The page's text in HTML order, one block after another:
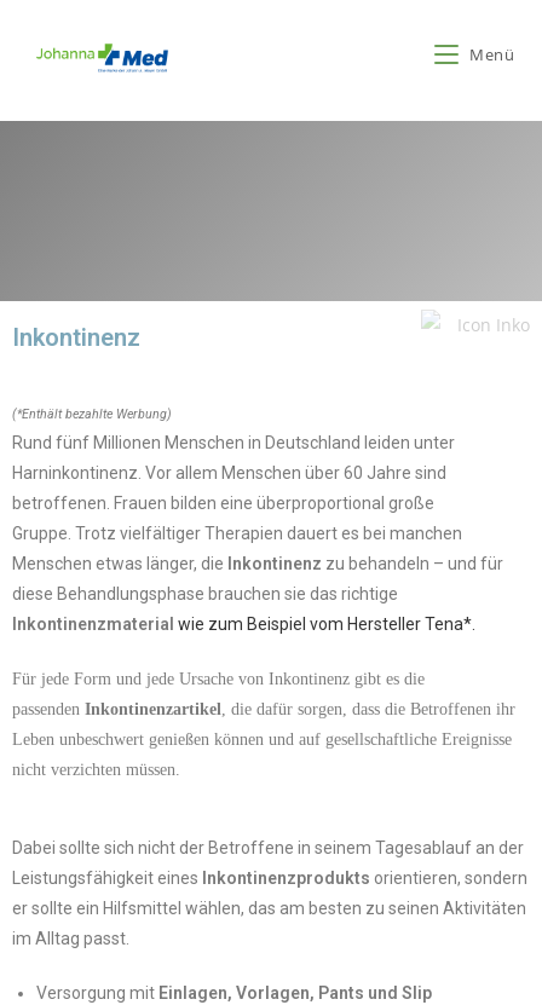
Menü
Inkontinenz
(*Enthält bezahlte Werbung)
Rund fünf Millionen Menschen in Deutschland leiden unter
Harninkontinenz. Vor allem Menschen über 60 Jahre sind
betroffenen. Frauen bilden eine überproportional große
Gruppe. Trotz vielfältiger Therapien dauert es bei manchen
Menschen etwas länger, die Inkontinenz zu behandeln – und für
diese Behandlungsphase brauchen sie das richtige
Inkontinenzmaterial wie zum Beispiel vom Hersteller Tena*.
Für jede Form und jede Ursache von Inkontinenz gibt es die
passenden Inkontinenzartikel, die dafür sorgen, dass die Betroffenen ihr
Leben unbeschwert genießen können und auf gesellschaftliche Ereignisse
nicht verzichten müssen.
Dabei sollte sich nicht der Betroffene in seinem Tagesablauf an der
Leistungsfähigkeit eines Inkontinenzprodukts orientieren, sondern
er sollte ein Hilfsmittel wählen, das am besten zu seinen Aktivitäten
im Alltag passt.
Versorgung mit Einlagen, Vorlagen, Pants und Slip